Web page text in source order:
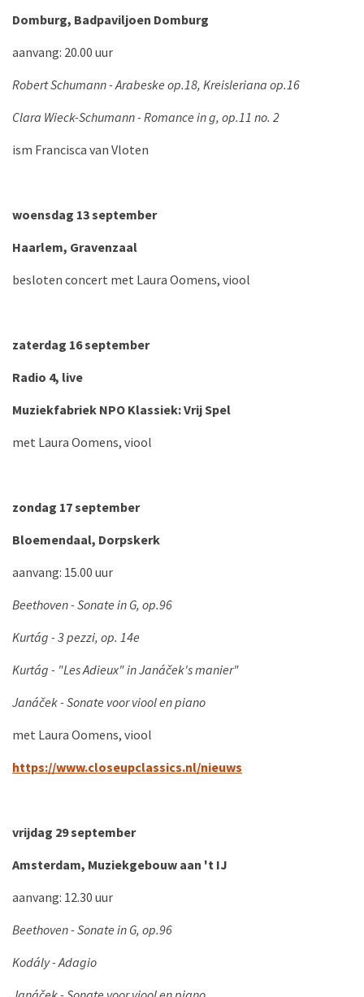
Domburg, Badpaviljoen Domburg
aanvang: 20.00 uur
Robert Schumann - Arabeske op.18, Kreisleriana op.16
Clara Wieck-Schumann - Romance in g, op.11 no. 2
ism Francisca van Vloten
woensdag 13 september
Haarlem, Gravenzaal
besloten concert met Laura Oomens, viool
zaterdag 16 september
Radio 4, live
Muziekfabriek NPO Klassiek: Vrij Spel
met Laura Oomens, viool
zondag 17 september
Bloemendaal, Dorpskerk
aanvang: 15.00 uur
Beethoven - Sonate in G, op.96
Kurtág - 3 pezzi, op. 14e
Kurtág - "Les Adieux" in Janáček's manier"
Janáček - Sonate voor viool en piano
met Laura Oomens, viool
https://www.closeupclassics.nl/nieuws
vrijdag 29 september
Amsterdam, Muziekgebouw aan 't IJ
aanvang: 12.30 uur
Beethoven - Sonate in G, op.96
Kodály - Adagio